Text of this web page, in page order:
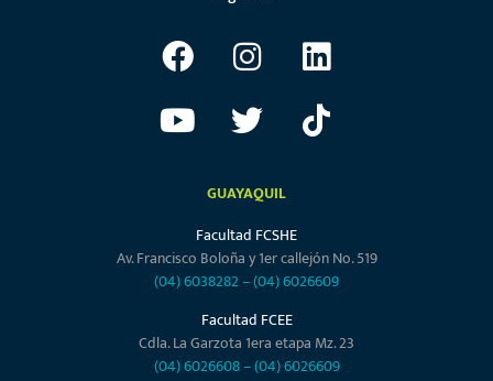
GUAYAQUIL
Facultad FCSHE
Av. Francisco Boloña y 1er callejón No. 519
(04) 6038282–(04) 6026609
Facultad FCEE
Cdla. La Garzota 1era etapa Mz. 23
(04) 6026608–(04) 6026609